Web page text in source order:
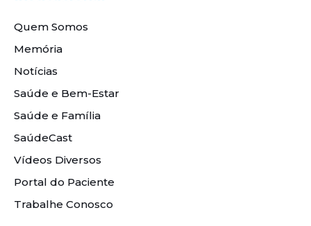
Quem Somos
Memória
Notícias
Saúde e Bem-Estar
Saúde e Família
SaúdeCast
Vídeos Diversos
Portal do Paciente
Trabalhe Conosco